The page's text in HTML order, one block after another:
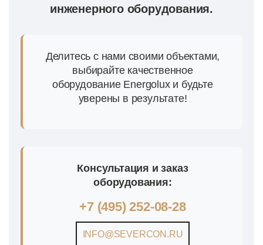
инженерного оборудования.
Делитесь с нами своими объектами,
выбирайте качественное
оборудование Energolux и будьте
уверены в результате!
Консультация и заказ
оборудования:
+7 (495) 252-08-28
INFO@SEVERCON.RU